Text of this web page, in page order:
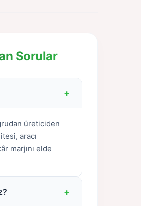
Sorular
+
üreticiden
aracı
marjını elde
+